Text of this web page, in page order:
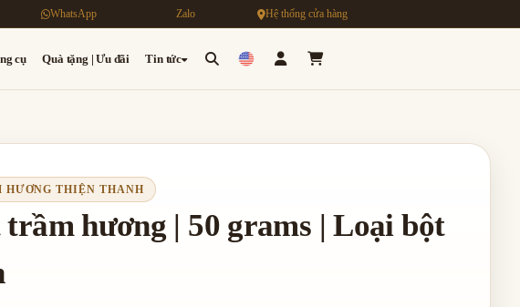
WhatsApp Zalo Hệ thống cửa hàng
cụ Quà tặng | Ưu đãi Tin tức
HƯƠNG THIỆN THANH
hương | 50 grams | Loại bột